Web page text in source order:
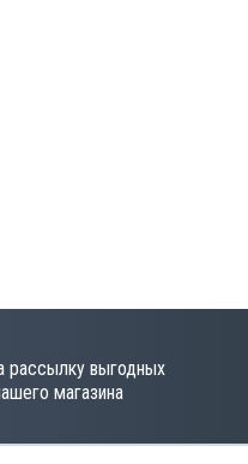
рассылку выгодных
магазина